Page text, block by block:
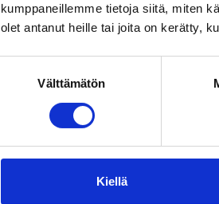
kumppaneillemme tietoja siitä, miten
olet antanut heille tai joita on kerätty,
Välttämätön
Kiellä